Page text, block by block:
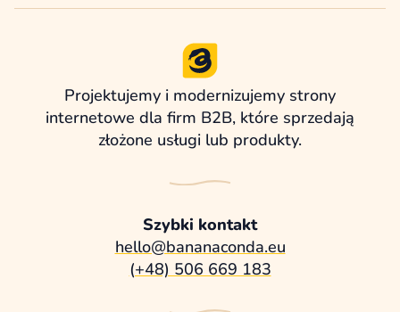
Projektujemy i modernizujemy strony
internetowe dla firm B2B, które sprzedają
złożone usługi lub produkty.
Szybki kontakt
hello@bananaconda.eu
(+48) 506 669 183